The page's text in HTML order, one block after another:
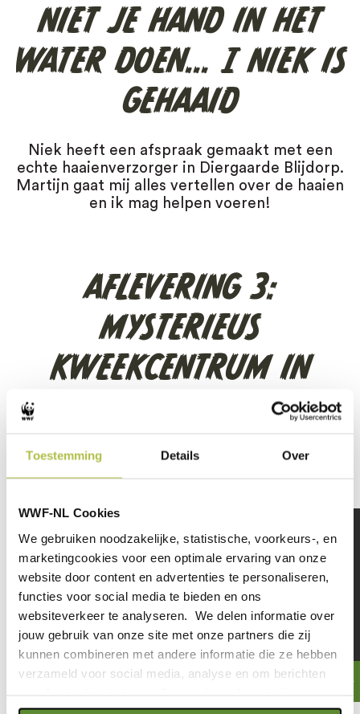
Toestemming Details Over
WWF-NL Cookies
We gebruiken noodzakelijke, statistische, voorkeurs-, en
marketingcookies voor een optimale ervaring van onze
website door content en advertenties te personaliseren,
functies voor social media te bieden en ons
websiteverkeer te analyseren. We delen informatie over
jouw gebruik van onze site met onze partners die zij
kunnen combineren met andere informatie die ze hebben
verzameld voor social media, analyse en om berichten
NIET JE HAND IN HET
WATER DOEN... | NIEK IS
GEHAAID
Niek heeft een afspraak gemaakt met een
echte haaienverzorger in Diergaarde Blijdorp.
Martijn gaat mij alles vertellen over de haaien
en ik mag helpen voeren!
AFLEVERING 3:
MYSTERIEUS
KWEEKCENTRUM IN
AFLEVERING 4: DE GROTE
HAAIEN ZOEKTOCHT!
Het is eindelijk zover... Niek gaat mee op de
boot zoeken naar haaien!
KIJK OOK DEZE
VIDEO'S
Panda
Rode panda
Tijger